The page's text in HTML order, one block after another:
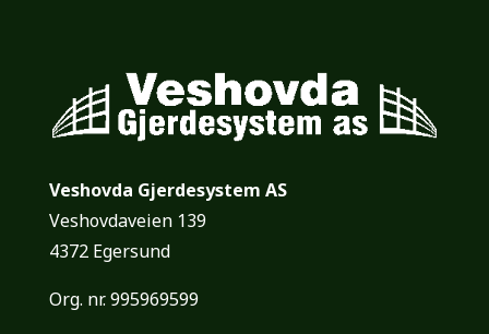
Veshovda Gjerdesystem AS
Veshovdaveien 139
4372 Egersund
Org. nr. 995969599